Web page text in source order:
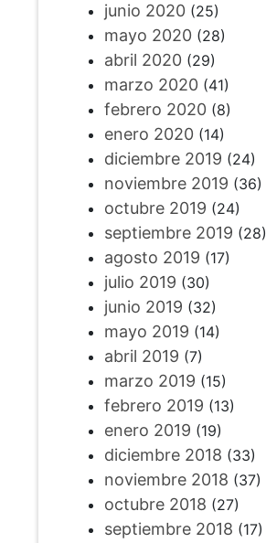
junio 2020(25)
mayo 2020(28)
abril 2020(29)
marzo 2020(41)
febrero 2020(8)
enero 2020(14)
diciembre 2019 (24)
noviembre 2019 (36)
octubre 2019 (24)
septiembre 2019 (28)
agosto 2019 (17)
julio 2019 (30)
junio 2019 (32)
mayo 2019 (14)
abril 2019 (7)
marzo 2019 (15)
febrero 2019 (13)
enero 2019 (19)
diciembre 2018 (33)
noviembre 2018 (37)
octubre 2018 (27)
septiembre 2018 (17)